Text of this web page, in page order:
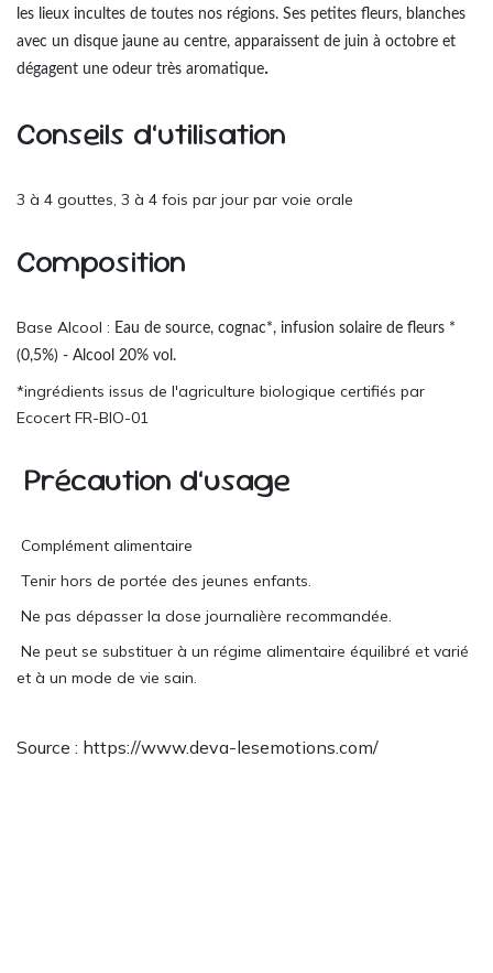
les lieux incultes de toutes nos régions. Ses petites fleurs, blanches
avec un disque jaune au centre, apparaissent de juin à octobre et
dégagent une odeur très aromatique.
Conseils d’utilisation
3 à 4 gouttes, 3 à 4 fois par jour par voie orale
Composition
Base Alcool : Eau de source, cognac*, infusion solaire de fleurs *
(0,5%) - Alcool 20% vol.
*ingrédients issus de l'agriculture biologique certifiés par
Ecocert FR-BIO-01
Précaution d’usage
Complément alimentaire
Tenir hors de portée des jeunes enfants.
Ne pas dépasser la dose journalière recommandée.
Ne peut se substituer à un régime alimentaire équilibré et varié
et à un mode de vie sain.
Source : https://www.deva-lesemotions.com/